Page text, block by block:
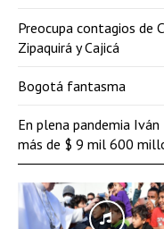
Preocupa contagios de
Zipaquirá y Cajicá
Bogotá fantasma
En plena pandemia
más de $ 9 mil 600